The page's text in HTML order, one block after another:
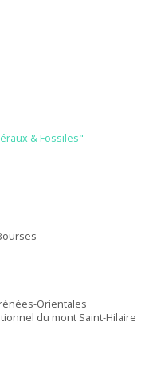
& Fossiles"
Orientales
du mont Saint-Hilaire